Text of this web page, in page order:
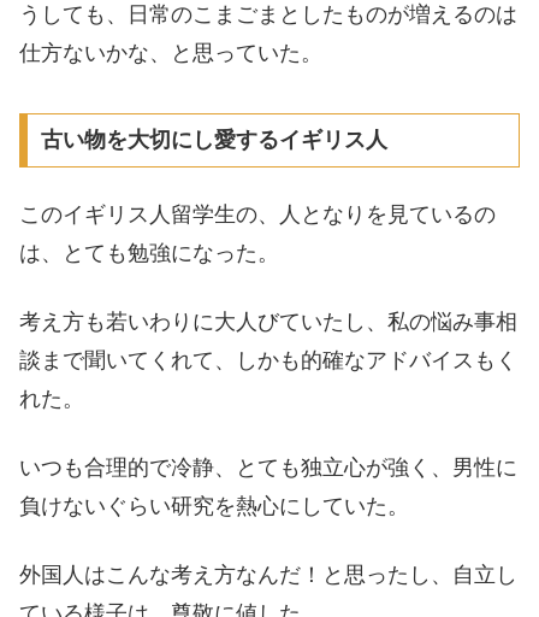
うしても、日常のこまごまとしたものが増えるのは
仕方ないかな、と思っていた。
古い物を大切にし愛するイギリス人
このイギリス人留学生の、人となりを見ているの
は、とても勉強になった。
考え方も若いわりに大人びていたし、私の悩み事相
談まで聞いてくれて、しかも的確なアドバイスもく
れた。
いつも合理的で冷静、とても独立心が強く、男性に
負けないぐらい研究を熱心にしていた。
外国人はこんな考え方なんだ！と思ったし、自立し